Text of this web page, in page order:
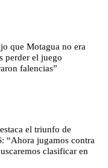
que Motagua no era
perder el juego
falencias”
el triunfo de
“Ahora jugamos contra
clasificar en